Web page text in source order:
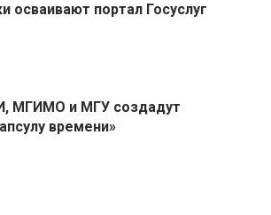
осваивают портал Госуслуг
МГИМО и МГУ создадут
времени»